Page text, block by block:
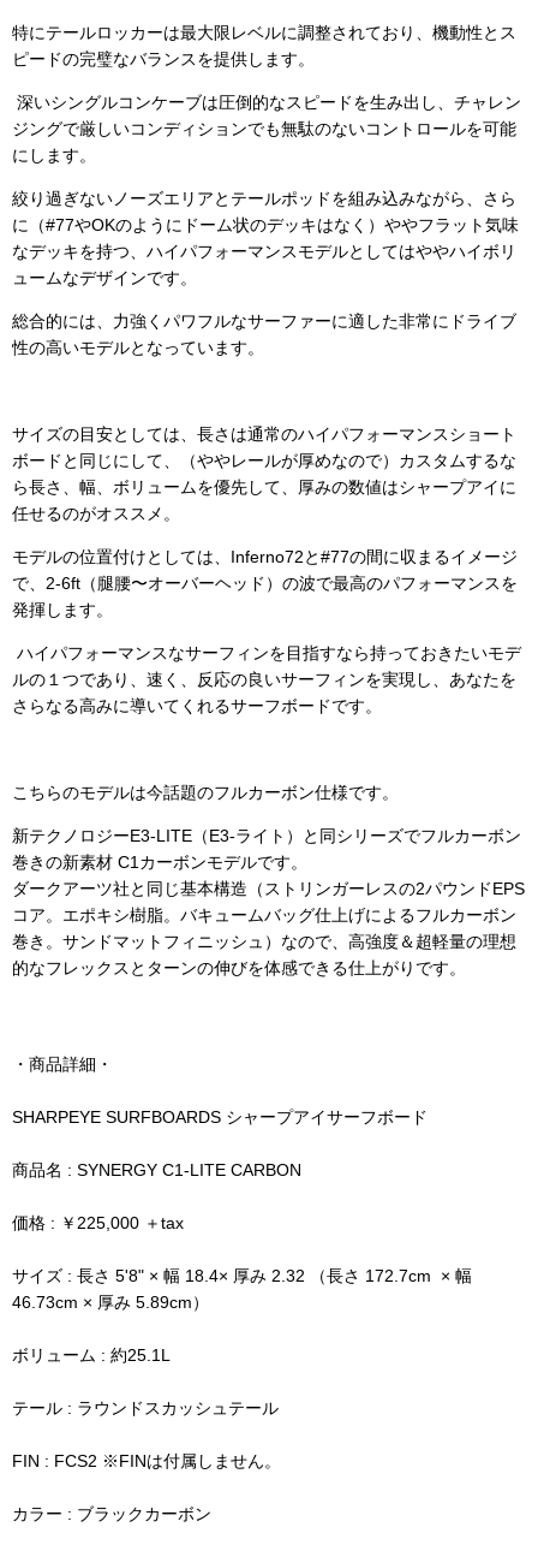
特にテールロッカーは最大限レベルに調整されており、機動性とス
ピードの完璧なバランスを提供します。
深いシングルコンケーブは圧倒的なスピードを生み出し、チャレン
ジングで厳しいコンディションでも無駄のないコントロールを可能
にします。
絞り過ぎないノーズエリアとテールポッドを組み込みながら、さら
に（#77やOKのようにドーム状のデッキはなく）ややフラット気味
なデッキを持つ、ハイパフォーマンスモデルとしてはややハイボリ
ュームなデザインです。
総合的には、力強くパワフルなサーファーに適した非常にドライブ
性の高いモデルとなっています。
サイズの目安としては、長さは通常のハイパフォーマンスショート
ボードと同じにして、（ややレールが厚めなので）カスタムするな
ら長さ、幅、ボリュームを優先して、厚みの数値はシャープアイに
任せるのがオススメ。
モデルの位置付けとしては、Inferno72と#77の間に収まるイメージ
で、2-6ft（腿腰〜オーバーヘッド）の波で最高のパフォーマンスを
発揮します。
ハイパフォーマンスなサーフィンを目指すなら持っておきたいモデ
ルの１つであり、速く、反応の良いサーフィンを実現し、あなたを
さらなる高みに導いてくれるサーフボードです。
こちらのモデルは今話題のフルカーボン仕様です。
新テクノロジーE3-LITE（E3-ライト）と同シリーズでフルカーボン
巻きの新素材 C1カーボンモデルです。
ダークアーツ社と同じ基本構造（ストリンガーレスの2パウンドEPS
コア。エポキシ樹脂。バキュームバッグ仕上げによるフルカーボン
巻き。サンドマットフィニッシュ）なので、高強度＆超軽量の理想
的なフレックスとターンの伸びを体感できる仕上がりです。
・商品詳細・
SHARPEYE SURFBOARDS シャープアイサーフボード
商品名 : SYNERGY C1-LITE CARBON
価格 : ￥225,000 ＋tax
サイズ : 長さ 5'8" × 幅 18.4× 厚み 2.32 （長さ 172.7cm × 幅
46.73cm × 厚み 5.89cm）
ボリューム : 約25.1L
テール : ラウンドスカッシュテール
FIN : FCS2 ※FINは付属しません。
カラー : ブラックカーボン